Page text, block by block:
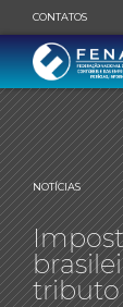
CONTATOS
NOTÍCIAS
tributo